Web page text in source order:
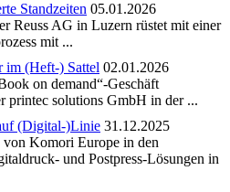
Standzeiten 05.01.2026
Reuss AG in Luzern rüstet mit einer
mit ...
im (Heft-) Sattel 02.01.2026
on demand“-Geschäft
printec solutions GmbH in der ...
(Digital-)Linie 31.12.2025
von Komori Europe in den
und Postpress-Lösungen in